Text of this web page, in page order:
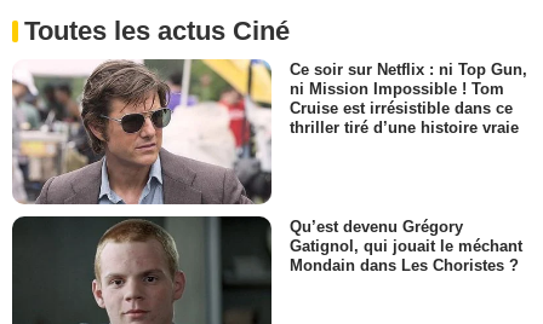
Toutes les actus Ciné
Ce soir sur Netflix : ni Top Gun,
ni Mission Impossible ! Tom
Cruise est irrésistible dans ce
thriller tiré d’une histoire vraie
Qu’est devenu Grégory
Gatignol, qui jouait le méchant
Mondain dans Les Choristes ?